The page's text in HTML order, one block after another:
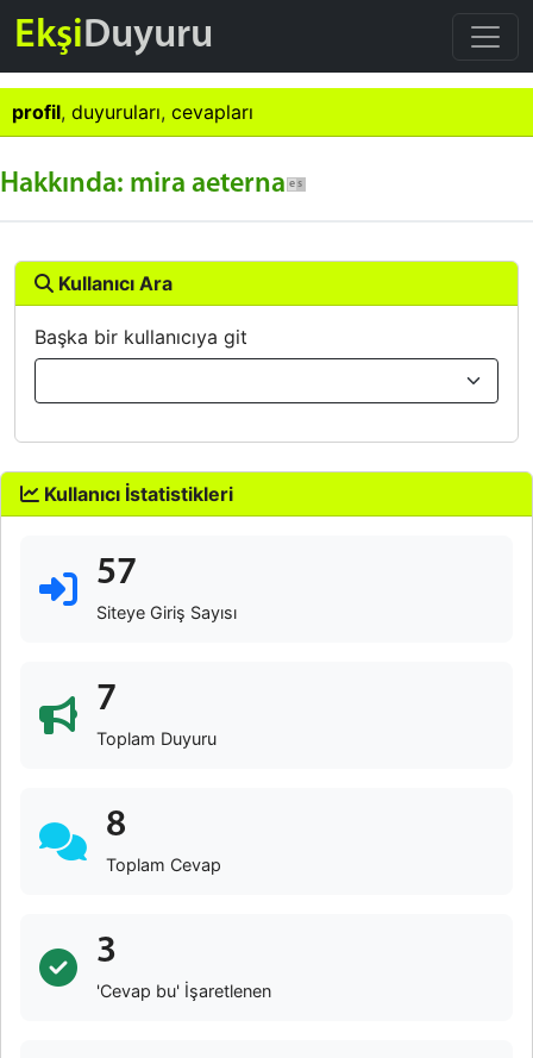
EkşiDuyuru
profil, duyuruları, cevapları
Hakkında: mira aeterna
Kullanıcı Ara
Başka bir kullanıcıya git
Kullanıcı İstatistikleri
57
Siteye Giriş Sayısı
7
Toplam Duyuru
8
Toplam Cevap
3
'Cevap bu' İşaretlenen